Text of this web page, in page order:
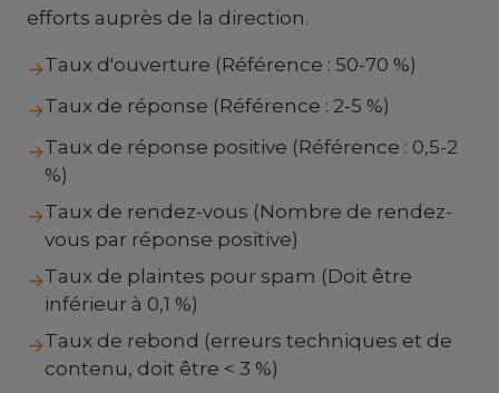
efforts auprès de la direction.
→Taux d'ouverture (Référence : 50-70 %)
→Taux de réponse (Référence : 2-5 %)
→Taux de réponse positive (Référence : 0,5-2
%)
→Taux de rendez-vous (Nombre de rendez-
vous par réponse positive)
→Taux de plaintes pour spam (Doit être
inférieur à 0,1 %)
→Taux de rebond (erreurs techniques et de
contenu, doit être < 3 %)